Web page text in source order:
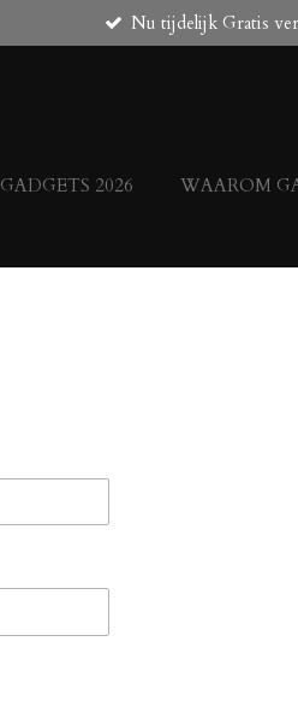
Nu tijdelijk Gratis
2026
WAAROM